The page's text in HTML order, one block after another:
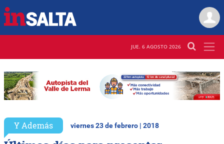
JUE. 6 AGOSTO 2026
Y Además viernes 23 de febrero | 2018